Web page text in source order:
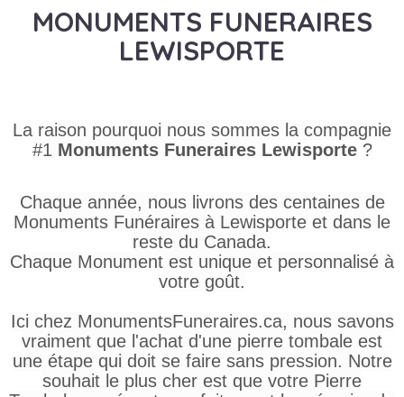
MONUMENTS FUNERAIRES
LEWISPORTE
La raison pourquoi nous sommes la compagnie
#1 Monuments Funeraires Lewisporte ?
Chaque année, nous livrons des centaines de
Monuments Funéraires à Lewisporte et dans le
reste du Canada.
Chaque Monument est unique et personnalisé à
votre goût.
Ici chez MonumentsFuneraires.ca, nous savons
vraiment que l'achat d'une pierre tombale est
une étape qui doit se faire sans pression. Notre
souhait le plus cher est que votre Pierre